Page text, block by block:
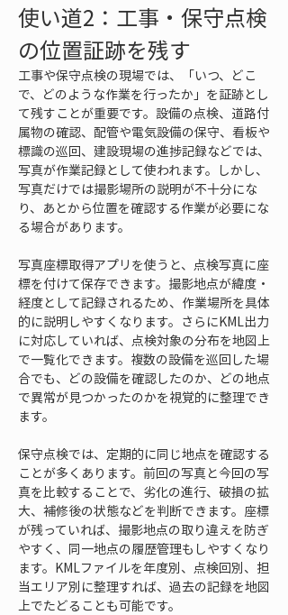
使い道2：工事・保守点検
の位置証跡を残す
工事や保守点検の現場では、「いつ、どこ
で、どのような作業を行ったか」を証跡とし
て残すことが重要です。設備の点検、道路付
属物の確認、配管や電気設備の保守、看板や
標識の巡回、建設現場の進捗記録などでは、
写真が作業記録として使われます。しかし、
写真だけでは撮影場所の説明が不十分にな
り、あとから位置を確認する作業が必要にな
る場合があります。
写真座標取得アプリを使うと、点検写真に座
標を付けて保存できます。撮影地点が緯度・
経度として記録されるため、作業場所を具体
的に説明しやすくなります。さらにKML出力
に対応していれば、点検対象の分布を地図上
で一覧化できます。複数の設備を巡回した場
合でも、どの設備を確認したのか、どの地点
で異常が見つかったのかを視覚的に整理でき
ます。
保守点検では、定期的に同じ地点を確認する
ことが多くあります。前回の写真と今回の写
真を比較することで、劣化の進行、破損の拡
大、補修後の状態などを判断できます。座標
が残っていれば、撮影地点の取り違えを防ぎ
やすく、同一地点の履歴管理もしやすくなり
ます。KMLファイルを年度別、点検回別、担
当エリア別に整理すれば、過去の記録を地図
上でたどることも可能です。